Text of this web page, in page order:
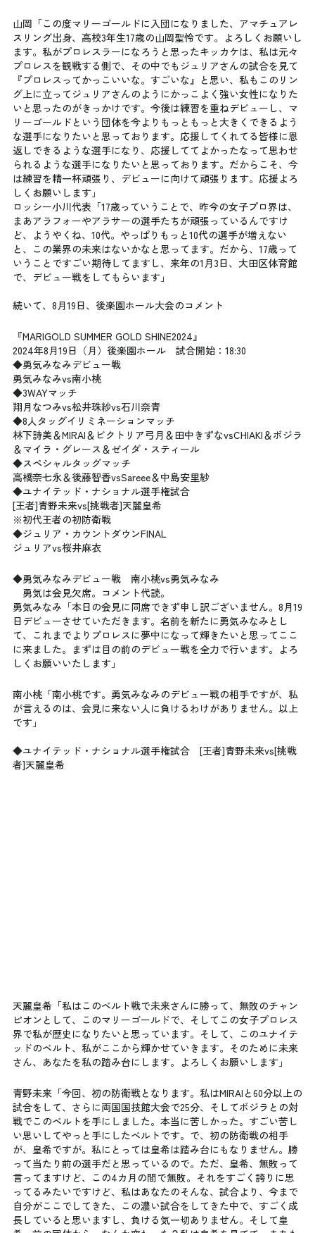
山岡「この度マリーゴールドに入団になりました、アマチュアレ
スリング出身、高校3年生17歳の山岡聖怜です。よろしくお願いし
ます。私がプロレスラーになろうと思ったキッカケは、私は元々
プロレスを観戦する側で、その中でもジュリアさんの試合を見て
『プロレスってかっこいいな。すごいな』と思い、私もこのリン
グ上に立ってジュリアさんのようにかっこよく強い女性になりた
いと思ったのがきっかけです。今後は練習を重ねデビューし、マ
リーゴールドという団体を今よりもっともっと大きくできるよう
な選手になりたいと思っております。応援してくれてる皆様に恩
返しできるような選手になり、応援しててよかったなって思わせ
られるような選手になりたいと思っております。だからこそ、今
は練習を精一杯頑張り、デビューに向けて頑張ります。応援よろ
しくお願いします」
ロッシー小川代表「17歳っていうことで、昨今の女子プロ界は、
まあアラフォーやアラサーの選手たちが頑張っているんですけ
ど、ようやくね、10代。やっぱりもっと10代の選手が増えない
と、この業界の未来はないかなと思ってます。だから、17歳って
いうことですごい期待してますし、来年の1月3日、大田区体育館
で、デビュー戦をしてもらいます」
続いて、8月19日、後楽園ホール大会のコメント
『MARIGOLD SUMMER GOLD SHINE2024』
2024年8月19日（月）後楽園ホール　試合開始：18:30
◆勇気みなみデビュー戦
勇気みなみvs南小桃
◆3WAYマッチ
翔月なつみvs松井珠紗vs石川奈青
◆8人タッグイリミネーションマッチ
林下詩美＆MIRAI＆ビクトリア弓月＆田中きずなvsCHIAKI＆ボジラ
＆マイラ・グレース＆ゼイダ・スティール
◆スペシャルタッグマッチ
高橋奈七永＆後藤智香vsSareee＆中島安里紗
◆ユナイテッド・ナショナル選手権試合
[王者]青野未来vs[挑戦者]天麗皇希
※初代王者の初防衛戦
◆ジュリア・カウントダウンFINAL
ジュリアvs桜井麻衣
◆勇気みなみデビュー戦　南小桃vs勇気みなみ
勇気は会見欠席。コメント代読。
勇気みなみ「本日の会見に同席できず申し訳ございません。8月19
日デビューさせていただきます。名前を新たに勇気みなみとし
て、これまでよりプロレスに夢中になって輝きたいと思ってここ
に来ました。まずは目の前のデビュー戦を全力で行います。よろ
しくお願いいたします」
南小桃「南小桃です。勇気みなみのデビュー戦の相手ですが、私
が言えるのは、会見に来ない人に負けるわけがありません。以上
です」
◆ユナイテッド・ナショナル選手権試合　[王者]青野未来vs[挑戦
者]天麗皇希
天麗皇希「私はこのベルト戦で未来さんに勝って、無敗のチャン
ピオンとして、このマリーゴールドで、そしてこの女子プロレス
界で私が歴史になりたいと思っています。そして、このユナイテ
ッドのベルト、私がここから輝かせていきます。そのために未来
さん、あなたを私の踏み台にします。よろしくお願いします」
青野未来「今回、初の防衛戦となります。私はMIRAIと60分以上の
試合をして、さらに両国国技館大会で25分、そしてボジラとの対
戦でこのベルトを手にしました。本当に苦しかった。すごい苦し
い思いしてやっと手にしたベルトです。で、初の防衛戦の相手
が、皇希ですが。私にとっては皇希は踏み台にもなりません。勝
って当たり前の選手だと思っているので。ただ、皇希、無敗って
言ってますけど、この4カ月の間で無敗。それをすごく誇りに思
ってるみたいですけど、私はあなたのそんな、試合より、今まで
自分がここでしてきた、この濃い試合をしてきた中で、すごく成
長していると思いますし、負ける気一切ありません。そして皇